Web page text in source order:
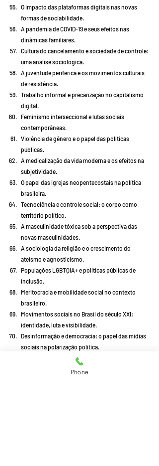
O impacto das plataformas digitais nas novas
formas de sociabilidade.
A pandemia de COVID-19 e seus efeitos nas
dinâmicas familiares.
Cultura do cancelamento e sociedade de controle:
uma análise sociológica.
A juventude periférica e os movimentos culturais
de resistência.
Trabalho informal e precarização no capitalismo
digital.
Feminismo interseccional e lutas sociais
contemporâneas.
Violência de gênero e o papel das políticas
públicas.
A medicalização da vida moderna e os efeitos na
subjetividade.
O papel das igrejas neopentecostais na política
brasileira.
Tecnociência e controle social: o corpo como
território político.
A masculinidade tóxica sob a perspectiva das
novas masculinidades.
A sociologia da religião e o crescimento do
ateísmo e agnosticismo.
Populações LGBTQIA+ e políticas públicas de
inclusão.
Meritocracia e mobilidade social no contexto
brasileiro.
Movimentos sociais no Brasil do século XXI:
identidade, luta e visibilidade.
Desinformação e democracia: o papel das mídias
sociais na polarização política.
Trabalho remoto e novas dinâmicas sociais no
Phone